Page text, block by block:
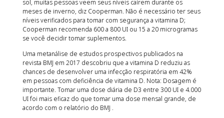
sol, muitas pessoas veem seus níveis caírem durante os
meses de inverno, diz Cooperman. Não é necessário ter seus
níveis verificados para tomar com segurança a vitamina D;
Cooperman recomenda 600 a 800 UI ou 15 a 20 microgramas
se você decidir tomar suplementos.
Uma metanálise de estudos prospectivos publicados na
revista BMJ em 2017 descobriu que a vitamina D reduziu as
chances de desenvolver uma infecção respiratória em 42%
em pessoas com deficiência de vitamina D. Nota: Dosagem é
importante. Tomar uma dose diária de D3 entre 300 UI e 4.000
UI foi mais eficaz do que tomar uma dose mensal grande, de
acordo com o relatório do BMJ .